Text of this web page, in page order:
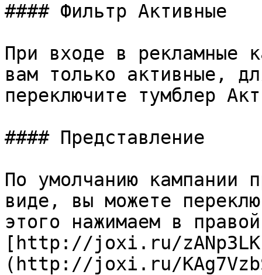
#### Фильтр Активные
При входе в рекламные
вам только активные,
переключите тумблер
#### Представление
По умолчанию кампании
виде, вы можете
этого нажимаем в
[http://joxi.ru/
(http://joxi.ru/